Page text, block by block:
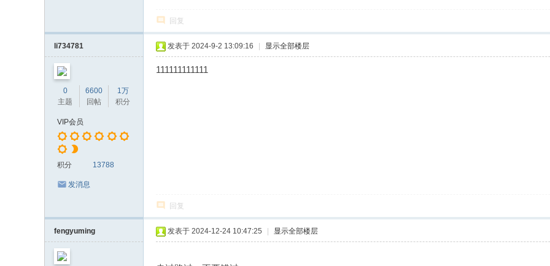
回复
li734781
0
主题
6600
回帖
1万
积分
VIP会员
积分 13788
发消息
发表于 2024-9-2 13:09:16 显示全部楼层
111111111111
回复
fengyuming 发表于 2024-12-24 10:47:25 显示全部楼层